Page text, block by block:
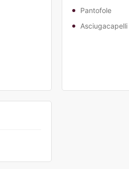
Pantofole
Asciugacapelli